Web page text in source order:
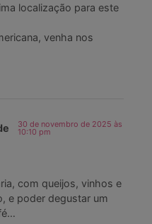
localização para este
venha nos
30 de novembro de 2025 às
10:10 pm
com queijos, vinhos e
e poder degustar um